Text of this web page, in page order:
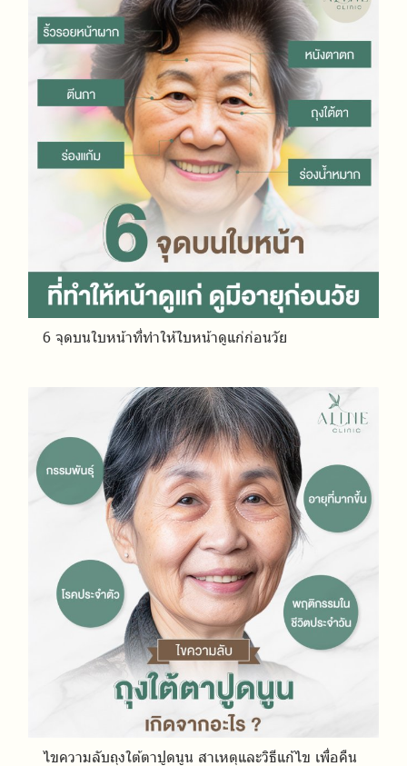
6 จุดบนใบหน้าที่ทำให้ใบหน้าดูแก่ก่อนวัย
ไขความลับถุงใต้ตาปูดนูน สาเหตุและวิธีแก้ไข เพื่อคืน